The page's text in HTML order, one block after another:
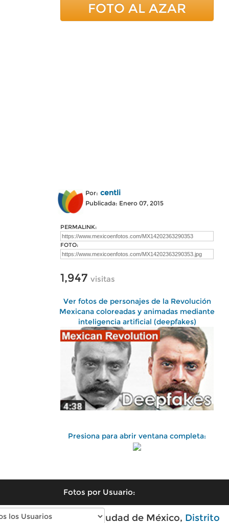
FOTO AL AZAR
Por: centli
Publicada: Enero 07, 2015
PERMALINK:
FOTO:
1,947 visitas
Ver fotos de personajes de la Revolución
Mexicana coloreadas y animadas mediante
inteligencia artificial (deepfakes)
Presiona para abrir ventana completa:
Fotos por Usuario:
Fotos antiguas de Ciudad de México, Distrito